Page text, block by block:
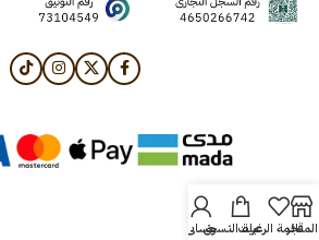
المتجرقائمة الرغباتعربة التسوقحسابي